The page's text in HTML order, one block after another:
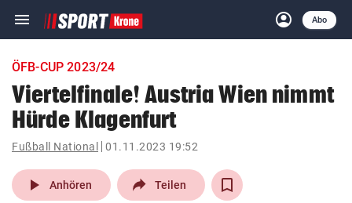
menu Navigation
ein-/ausklappen
account_circle
Anmelden
Abo
close Schließen
account_circle Anmelden
pin_drop
Wien arrow_right
ÖFB-CUP 2023/24
Viertelfinale! Austria Wien nimmt
Hürde Klagenfurt
Fußball National 01.11.2023 19:52
play_arrow Anhören Teilen